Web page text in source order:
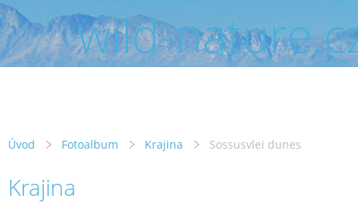
wild-
Úvod Fotoalbum Krajina Sossusvlei dunes
Krajina